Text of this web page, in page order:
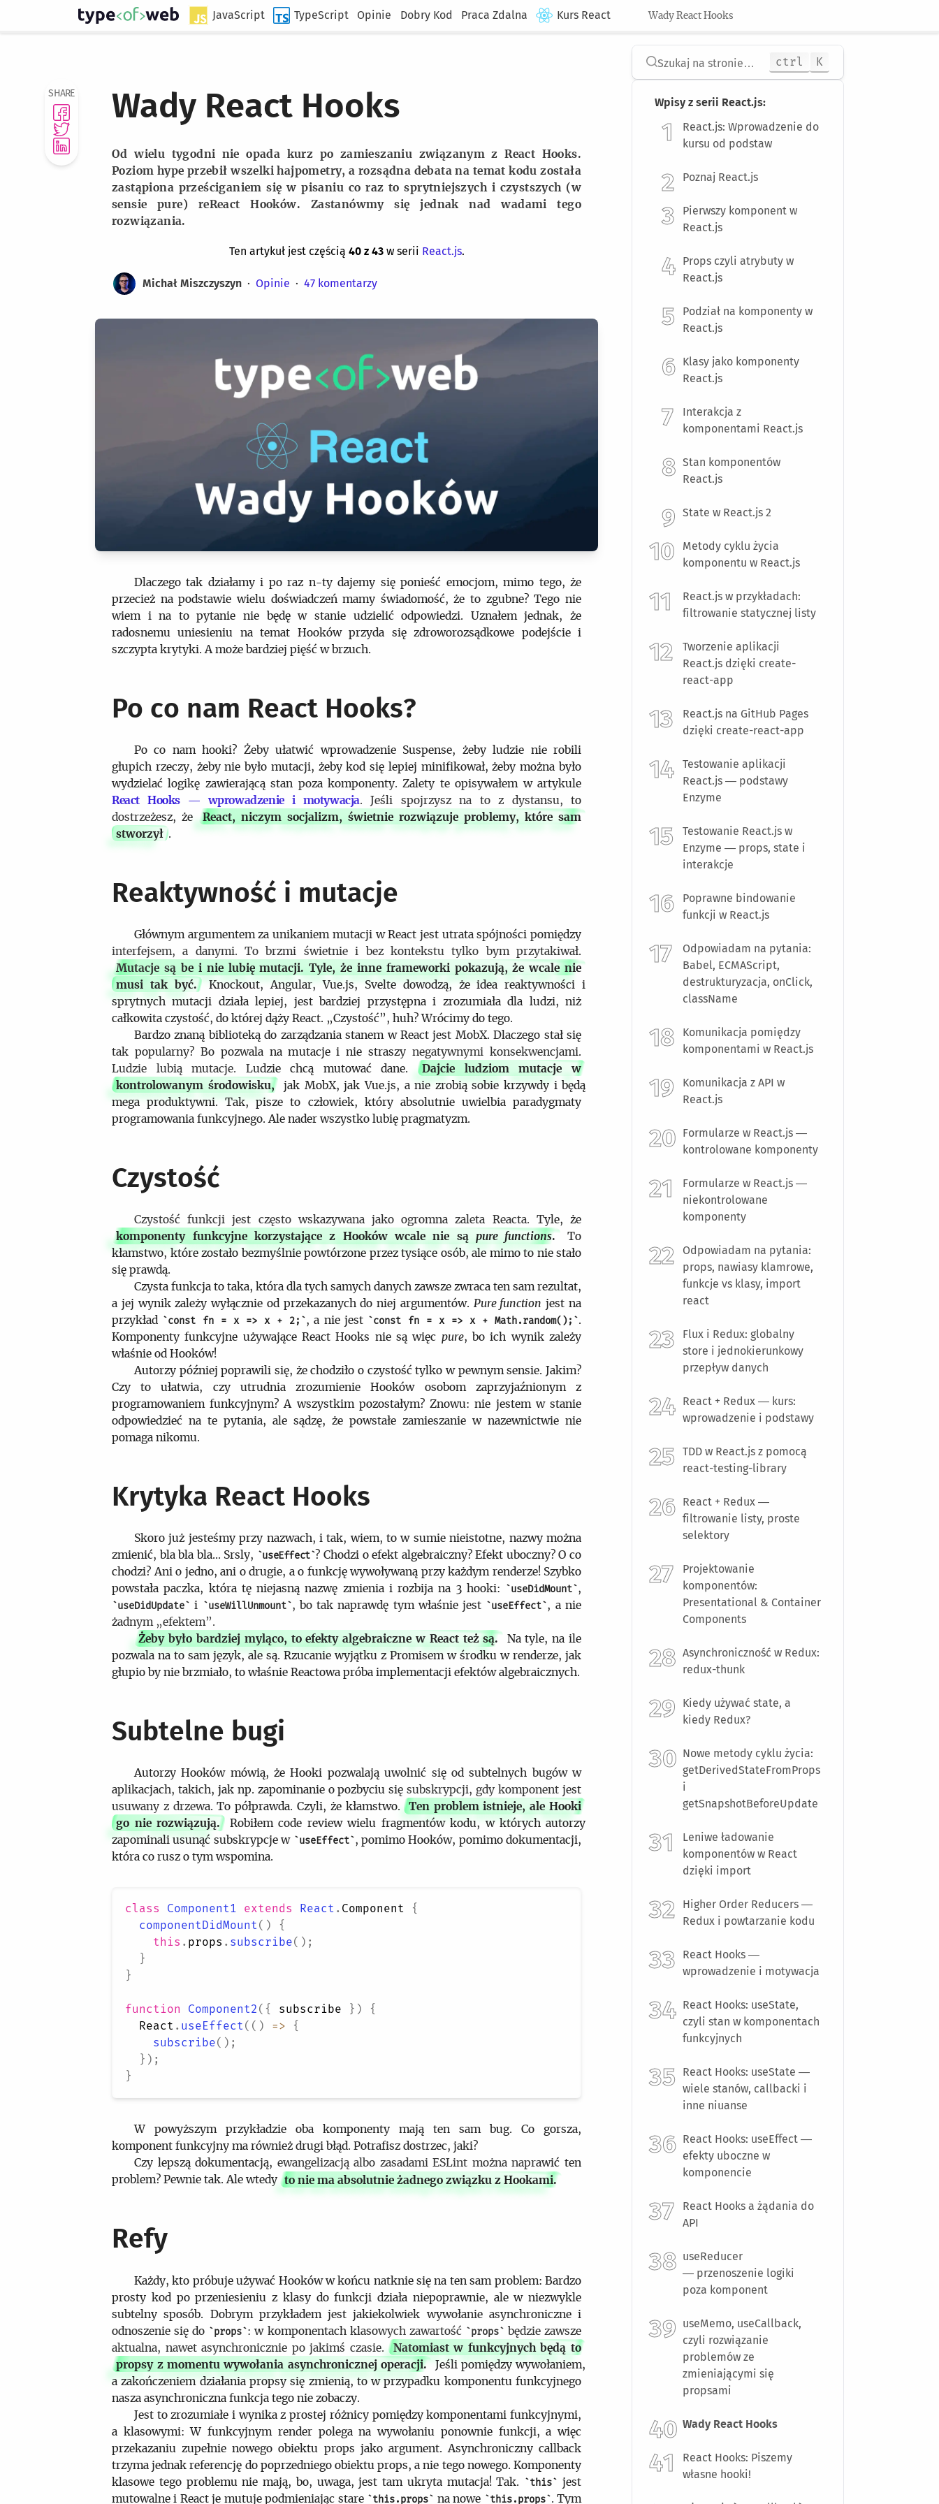
Type of Web JavaScript TypeScript Opinie Dobry Kod Praca Zdalna Kurs React Wady React Hooks
SHARE Wady React Hooks
Od wielu tygodni nie opada kurz po zamieszaniu związanym z React Hooks.
Poziom hype przebił wszelki hajpometry, a rozsądna debata na temat kodu została
zastąpiona prześciganiem się w pisaniu co raz to sprytniejszych i czystszych (w
sensie pure) reReact Hooków. Zastanówmy się jednak nad wadami tego
rozwiązania.
Ten artykuł jest częścią 40z 43 w serii React.js.
Michał Miszczyszyn Opinie 47 komentarzy
Dlaczego tak działamy i po raz n-ty dajemy się ponieść emocjom, mimo tego, że
przecież na podstawie wielu doświadczeń mamy świadomość, że to zgubne? Tego nie
wiem i na to pytanie nie będę w stanie udzielić odpowiedzi. Uznałem jednak, że
radosnemu uniesieniu na temat Hooków przyda się zdroworozsądkowe podejście i
szczypta krytyki. A może bardziej pięść w brzuch.
Po co nam React Hooks?
Po co nam hooki? Żeby ułatwić wprowadzenie Suspense, żeby ludzie nie robili
głupich rzeczy, żeby nie było mutacji, żeby kod się lepiej minifikował, żeby można było
wydzielać logikę zawierającą stan poza komponenty. Zalety te opisywałem w artykule
React Hooks — wprowadzenie i motywacja. Jeśli spojrzysz na to z dystansu, to
dostrzeżesz, że
React, niczym socjalizm, świetnie rozwiązuje problemy, które sam
stworzył .
Reaktywność i mutacje
Głównym argumentem za unikaniem mutacji w React jest utrata spójności pomiędzy
interfejsem, a danymi. To brzmi świetnie i bez kontekstu tylko bym przytakiwał.
Mutacje są be i nie lubię mutacji. Tyle, że inne frameworki pokazują, że wcale nie
musi tak być. Knockout, Angular, Vue.js, Svelte dowodzą, że idea reaktywności i
sprytnych mutacji działa lepiej, jest bardziej przystępna i zrozumiała dla ludzi, niż
całkowita czystość, do której dąży React. „Czystość”, huh? Wrócimy do tego.
Bardzo znaną biblioteką do zarządzania stanem w React jest MobX. Dlaczego stał się
tak popularny? Bo pozwala na mutacje i nie straszy negatywnymi konsekwencjami.
Ludzie lubią mutacje. Ludzie chcą mutować dane.
Dajcie ludziom mutacje w
kontrolowanym środowisku,
jak MobX, jak Vue.js, a nie zrobią sobie krzywdy i będą
mega produktywni. Tak, pisze to człowiek, który absolutnie uwielbia paradygmaty
programowania funkcyjnego. Ale nader wszystko lubię pragmatyzm.
Czystość
Czystość funkcji jest często wskazywana jako ogromna zaleta Reacta. Tyle, że
komponenty funkcyjne korzystające z Hooków wcale nie są pure functions.
To
kłamstwo, które zostało bezmyślnie powtórzone przez tysiące osób, ale mimo to nie stało
się prawdą.
Czysta funkcja to taka, która dla tych samych danych zawsze zwraca ten sam rezultat,
a jej wynik zależy wyłącznie od przekazanych do niej argumentów. Pure function jest na
przykład
const fn = x => x + 2; , a nie jest const fn = x => x + Math.random();
.
Komponenty funkcyjne używające React Hooks nie są więc pure, bo ich wynik zależy
właśnie od Hooków!
Autorzy później poprawili się, że chodziło o czystość tylko w pewnym sensie. Jakim?
Czy to ułatwia, czy utrudnia zrozumienie Hooków osobom zaprzyjaźnionym z
programowaniem funkcyjnym? A wszystkim pozostałym? Znowu: nie jestem w stanie
odpowiedzieć na te pytania, ale sądzę, że powstałe zamieszanie w nazewnictwie nie
pomaga nikomu.
Krytyka React Hooks
Skoro już jesteśmy przy nazwach, i tak, wiem, to w sumie nieistotne, nazwy można
zmienić, bla bla bla… Srsly,
useEffect ? Chodzi o efekt algebraiczny? Efekt uboczny? O co
chodzi? Ani o jedno, ani o drugie, a o funkcję wywoływaną przy każdym renderze! Szybko
powstała paczka, która tę niejasną nazwę zmienia i rozbija na 3 hooki:
useDidMount ,
useDidUpdate i useWillUnmount , bo tak naprawdę tym właśnie jest useEffect , a nie
żadnym „efektem”.
Żeby było bardziej myląco, to efekty algebraiczne w React też są.
Na tyle, na ile
pozwala na to sam język, ale są. Rzucanie wyjątku z Promisem w środku w renderze, jak
głupio by nie brzmiało, to właśnie Reactowa próba implementacji efektów algebraicznych.
Subtelne bugi
Autorzy Hooków mówią, że Hooki pozwalają uwolnić się od subtelnych bugów w
aplikacjach, takich, jak np. zapominanie o pozbyciu się subskrypcji, gdy komponent jest
usuwany z drzewa. To półprawda. Czyli, że kłamstwo. Ten problem istnieje, ale Hooki
go nie rozwiązują. Robiłem code review wielu fragmentów kodu, w których autorzy
zapominali usunąć subskrypcje w
useEffect , pomimo Hooków, pomimo dokumentacji,
która co rusz o tym wspomina.
class Component1 extends React . Component
{
componentDidMount ( )
{
this . props . subscribe( ) ;
}
}
function Component2 ( { subscribe } )
{
React . useEffect ( ( ) =>
{
subscribe( ) ;
} ) ;
}
W powyższym przykładzie oba komponenty mają ten sam bug. Co gorsza,
komponent funkcyjny ma również drugi błąd. Potrafisz dostrzec, jaki?
Czy lepszą dokumentacją, ewangelizacją albo zasadami ESLint można naprawić ten
problem? Pewnie tak. Ale wtedy to nie ma absolutnie żadnego związku z Hookami.
Refy
Każdy, kto próbuje używać Hooków w końcu natknie się na ten sam problem: Bardzo
prosty kod po przeniesieniu z klasy do funkcji działa niepoprawnie, ale w niezwykle
subtelny sposób. Dobrym przykładem jest jakiekolwiek wywołanie asynchroniczne i
odnoszenie się do
props : w komponentach klasowych zawartość props
będzie zawsze
aktualna, nawet asynchronicznie po jakimś czasie. Natomiast w funkcyjnych będą to
propsy z momentu wywołania asynchronicznej operacji. Jeśli pomiędzy wywołaniem,
a zakończeniem działania propsy się zmienią, to w przypadku komponentu funkcyjnego
nasza asynchroniczna funkcja tego nie zobaczy.
Jest to zrozumiałe i wynika z prostej różnicy pomiędzy komponentami funkcyjnymi,
a klasowymi: W funkcyjnym render polega na wywołaniu ponownie funkcji, a więc
przekazaniu zupełnie nowego obiektu props jako argument. Asynchroniczny callback
trzyma jednak referencję do poprzedniego obiektu props, a nie tego nowego. Komponenty
klasowe tego problemu nie mają, bo, uwaga, jest tam ukryta mutacja! Tak.
this
jest
mutowalne i React je mutuje podmieniając stare
this.props na nowe this.props . Tym
Szukaj na stronie… ctrl K
Wpisy z serii React.js:
React.js: Wprowadzenie do
kursu od podstaw
Poznaj React.js
Pierwszy komponent w
React.js
Props czyli atrybuty w
React.js
Podział na komponenty w
React.js
Klasy jako komponenty
React.js
Interakcja z
komponentami React.js
Stan komponentów
React.js
State w React.js 2
Metody cyklu życia
komponentu w React.js
React.js w przykładach:
filtrowanie statycznej listy
Tworzenie aplikacji
React.js dzięki create-
react-app
React.js na GitHub Pages
dzięki create-react-app
Testowanie aplikacji
React.js — podstawy
Enzyme
Testowanie React.js w
Enzyme — props, state i
interakcje
Poprawne bindowanie
funkcji w React.js
Odpowiadam na pytania:
Babel, ECMAScript,
destrukturyzacja, onClick,
className
Komunikacja pomiędzy
komponentami w React.js
Komunikacja z API w
React.js
Formularze w React.js —
kontrolowane komponenty
Formularze w React.js —
niekontrolowane
komponenty
Odpowiadam na pytania:
props, nawiasy klamrowe,
funkcje vs klasy, import
react
Flux i Redux: globalny
store i jednokierunkowy
przepływ danych
React + Redux — kurs:
wprowadzenie i podstawy
TDD w React.js z pomocą
react-testing-library
React + Redux —
filtrowanie listy, proste
selektory
Projektowanie
komponentów:
Presentational & Container
Components
Asynchroniczność w Redux:
redux-thunk
Kiedy używać state, a
kiedy Redux?
Nowe metody cyklu życia:
getDerivedStateFromProps
i
getSnapshotBeforeUpdate
Leniwe ładowanie
komponentów w React
dzięki import
Higher Order Reducers —
Redux i powtarzanie kodu
React Hooks —
wprowadzenie i motywacja
React Hooks: useState,
czyli stan w komponentach
funkcyjnych
React Hooks: useState —
wiele stanów, callbacki i
inne niuanse
React Hooks: useEffect —
efekty uboczne w
komponencie
React Hooks a żądania do
API
useReducer
— przenoszenie logiki
poza komponent
useMemo, useCallback,
czyli rozwiązanie
problemów ze
zmieniającymi się
propsami
Wady React Hooks
React Hooks: Piszemy
własne hooki!